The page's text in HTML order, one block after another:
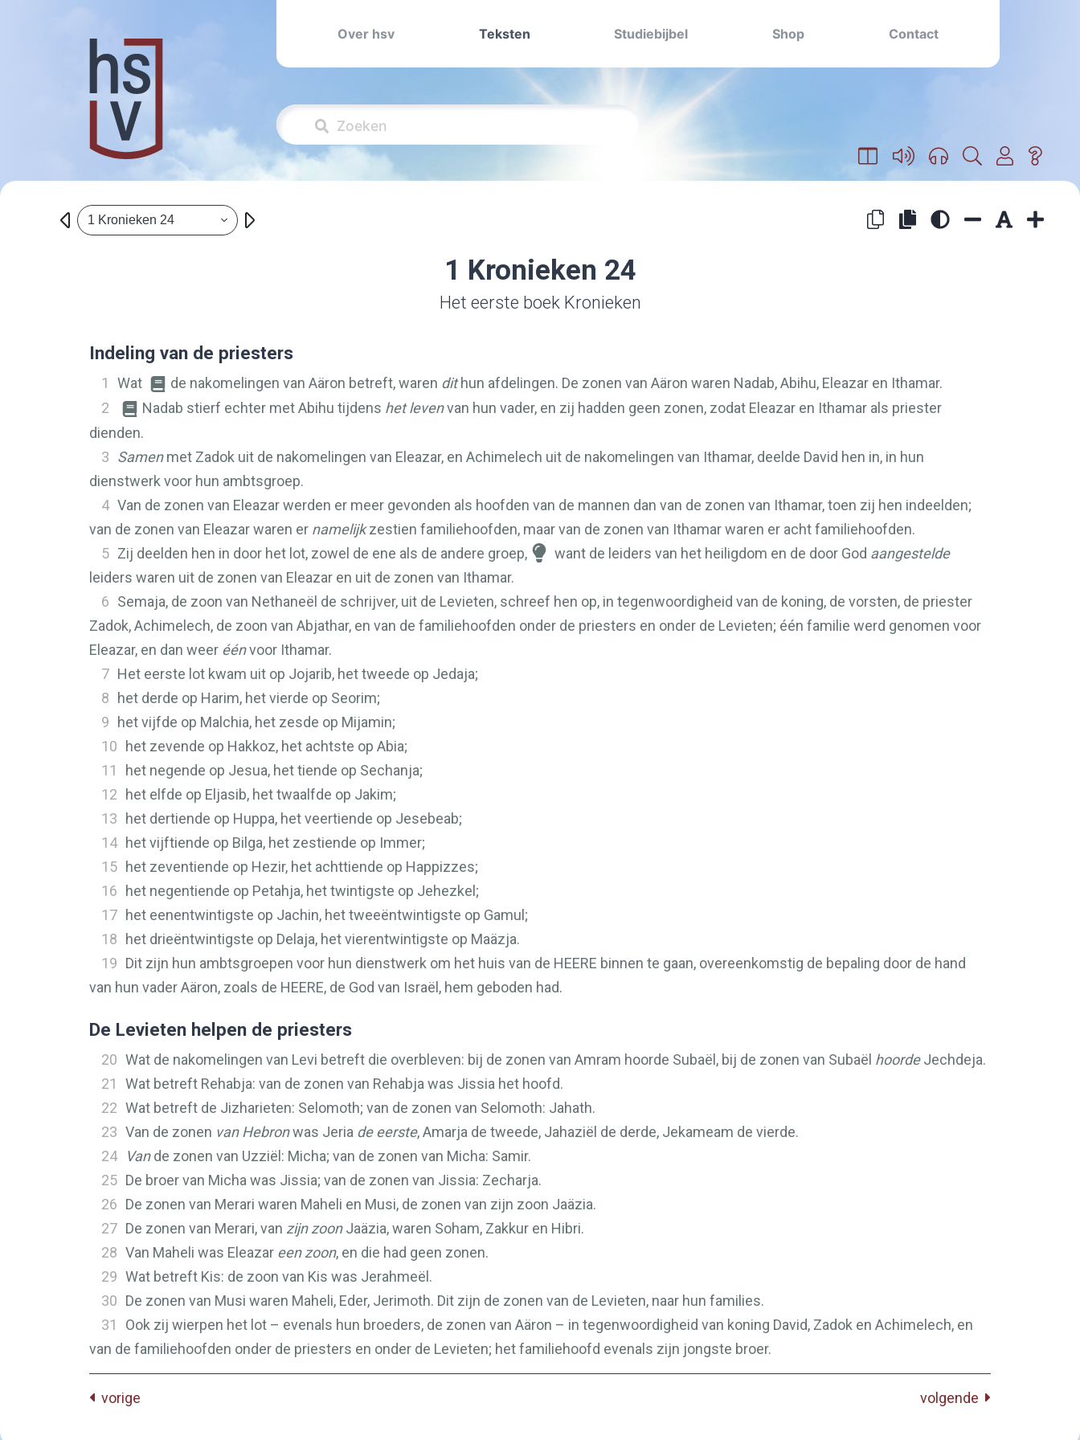
Over hsv Teksten Studiebijbel Shop Contact
1 Kronieken 24
1 Kronieken 24
Het eerste boek Kronieken
Indeling van de priesters
1 Wat de nakomelingen van Aäron betreft, waren dithun afdelingen. De zonen van Aäron waren Nadab, Abihu, Eleazar en Ithamar.
2
Nadab stierf echter met Abihu tijdens het levenvan hun vader, en zij hadden geen zonen, zodat Eleazar en Ithamar als priester
dienden.
3 Samenmet Zadok uit de nakomelingen van Eleazar, en Achimelech uit de nakomelingen van Ithamar, deelde David hen in, in hun
dienstwerk voor hun ambtsgroep.
4 Van de zonen van Eleazar werden er meer gevonden als hoofden van de mannen dan van de zonen van Ithamar, toen zij hen indeelden;
van de zonen van Eleazar waren er namelijkzestien familiehoofden, maar van de zonen van Ithamar waren er acht familiehoofden.
5 Zij deelden hen in door het lot, zowel de ene als de andere groep, want de leiders van het heiligdom en de door God aangestelde
leiders waren uit de zonen van Eleazar en uit de zonen van Ithamar.
6 Semaja, de zoon van Nethaneël de schrijver, uit de Levieten, schreef hen op, in tegenwoordigheid van de koning, de vorsten, de priester
Zadok, Achimelech, de zoon van Abjathar, en van de familiehoofden onder de priesters en onder de Levieten; één familie werd genomen voor
Eleazar, en dan weer éénvoor Ithamar.
7 Het eerste lot kwam uit op Jojarib, het tweede op Jedaja;
8
het derde op Harim, het vierde op Seorim;
9
het vijfde op Malchia, het zesde op Mijamin;
10
het zevende op Hakkoz, het achtste op Abia;
11
het negende op Jesua, het tiende op Sechanja;
12
het elfde op Eljasib, het twaalfde op Jakim;
13
het dertiende op Huppa, het veertiende op Jesebeab;
14 het vijftiende op Bilga, het zestiende op Immer;
15 het zeventiende op Hezir, het achttiende op Happizzes;
16
het negentiende op Petahja, het twintigste op Jehezkel;
17 het eenentwintigste op Jachin, het tweeëntwintigste op Gamul;
18
het drieëntwintigste op Delaja, het vierentwintigste op Maäzja.
19 Dit zijn hun ambtsgroepen voor hun dienstwerk om het huis van de HEERE binnen te gaan, overeenkomstig de bepaling door de hand
van hun vader Aäron, zoals de HEERE, de God van Israël, hem geboden had.
De Levieten helpen de priesters
20 Wat de nakomelingen van Levi betreft die overbleven: bij de zonen van Amram hoorde Subaël, bij de zonen van Subaël hoordeJechdeja.
21
Wat betreft Rehabja: van de zonen van Rehabja was Jissia het hoofd.
22 Wat betreft de Jizharieten: Selomoth; van de zonen van Selomoth: Jahath.
23 Van de zonen van Hebronwas Jeria de eerste, Amarja de tweede, Jahaziël de derde, Jekameam de vierde.
24
Vande zonen van Uzziël: Micha; van de zonen van Micha: Samir.
25 De broer van Micha was Jissia; van de zonen van Jissia: Zecharja.
26 De zonen van Merari waren Maheli en Musi, de zonen van zijn zoon Jaäzia.
27 De zonen van Merari, van zijn zoonJaäzia, waren Soham, Zakkur en Hibri.
28 Van Maheli was Eleazar een zoon, en die had geen zonen.
29 Wat betreft Kis: de zoon van Kis was Jerahmeël.
30 De zonen van Musi waren Maheli, Eder, Jerimoth. Dit zijn de zonen van de Levieten, naar hun families.
31
Ook zij wierpen het lot – evenals hun broeders, de zonen van Aäron – in tegenwoordigheid van koning David, Zadok en Achimelech, en
van de familiehoofden onder de priesters en onder de Levieten; het familiehoofd evenals zijn jongste broer.
vorige volgende